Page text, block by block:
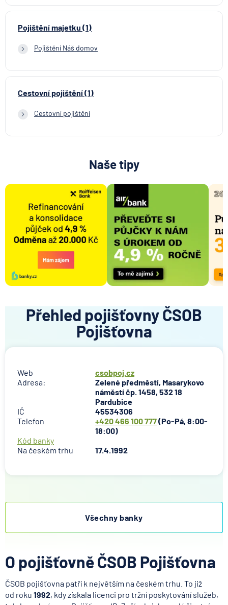
Pojištění majetku (1)
Pojištění Náš domov
Cestovní pojištění (1)
Cestovní pojištění
Naše tipy
Přehled pojišťovny ČSOB
Pojišťovna
Web
csobpoj.cz
Adresa:
Zelené předměstí, Masarykovo
náměstí čp. 1458, 532 18
Pardubice
IČ
45534306
Telefon
+420 466 100 777(Po-Pá, 8:00-
18:00)
Kód banky
Na českém trhu
17.4.1992
Všechny banky
O pojišťovně ČSOB Pojišťovna
ČSOB pojišťovna patří k největším na českém trhu. To již
od roku 1992, kdy získala licenci pro tržní poskytování služeb,